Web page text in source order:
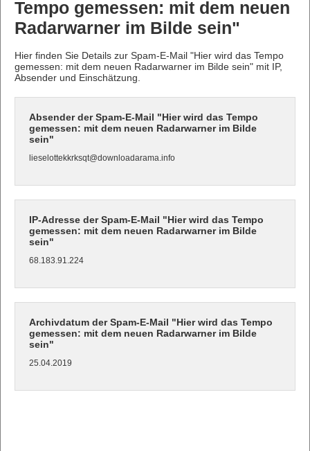
Tempo gemessen: mit dem neuen
Radarwarner im Bilde sein"
Hier finden Sie Details zur Spam-E-Mail "Hier wird das Tempo
gemessen: mit dem neuen Radarwarner im Bilde sein" mit IP,
Absender und Einschätzung.
Absender der Spam-E-Mail "Hier wird das Tempo
gemessen: mit dem neuen Radarwarner im Bilde
sein"
lieselottekkrksqt@downloadarama.info
IP-Adresse der Spam-E-Mail "Hier wird das Tempo
gemessen: mit dem neuen Radarwarner im Bilde
sein"
68.183.91.224
Archivdatum der Spam-E-Mail "Hier wird das Tempo
gemessen: mit dem neuen Radarwarner im Bilde
sein"
25.04.2019